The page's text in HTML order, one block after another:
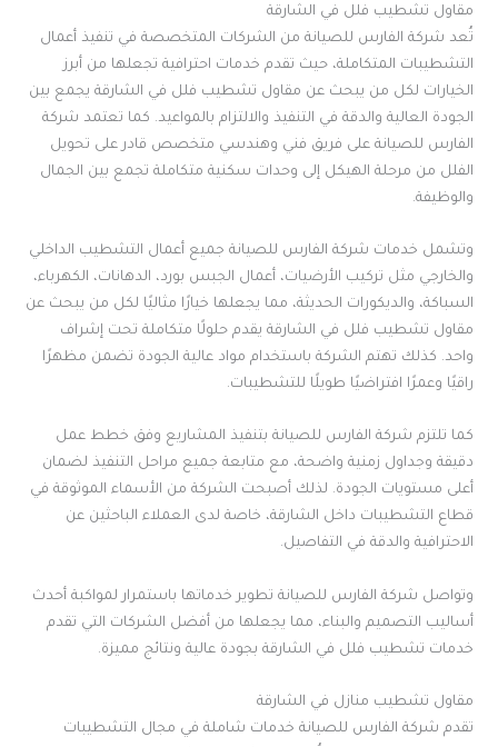
مقاول تشطيب فلل في الشارقة
تُعد شركة الفارس للصيانة من الشركات المتخصصة في تنفيذ أعمال
التشطيبات المتكاملة، حيث تقدم خدمات احترافية تجعلها من أبرز
الخيارات لكل من يبحث عن مقاول تشطيب فلل في الشارقة يجمع بين
الجودة العالية والدقة في التنفيذ والالتزام بالمواعيد. كما تعتمد شركة
الفارس للصيانة على فريق فني وهندسي متخصص قادر على تحويل
الفلل من مرحلة الهيكل إلى وحدات سكنية متكاملة تجمع بين الجمال
والوظيفة.
وتشمل خدمات شركة الفارس للصيانة جميع أعمال التشطيب الداخلي
والخارجي مثل تركيب الأرضيات، أعمال الجبس بورد، الدهانات، الكهرباء،
السباكة، والديكورات الحديثة، مما يجعلها خيارًا مثاليًا لكل من يبحث عن
مقاول تشطيب فلل في الشارقة يقدم حلولًا متكاملة تحت إشراف
واحد. كذلك تهتم الشركة باستخدام مواد عالية الجودة تضمن مظهرًا
راقيًا وعمرًا افتراضيًا طويلًا للتشطيبات.
كما تلتزم شركة الفارس للصيانة بتنفيذ المشاريع وفق خطط عمل
دقيقة وجداول زمنية واضحة، مع متابعة جميع مراحل التنفيذ لضمان
أعلى مستويات الجودة. لذلك أصبحت الشركة من الأسماء الموثوقة في
قطاع التشطيبات داخل الشارقة، خاصة لدى العملاء الباحثين عن
الاحترافية والدقة في التفاصيل.
وتواصل شركة الفارس للصيانة تطوير خدماتها باستمرار لمواكبة أحدث
أساليب التصميم والبناء، مما يجعلها من أفضل الشركات التي تقدم
خدمات تشطيب فلل في الشارقة بجودة عالية ونتائج مميزة.
مقاول تشطيب منازل في الشارقة
تقدم شركة الفارس للصيانة خدمات شاملة في مجال التشطيبات